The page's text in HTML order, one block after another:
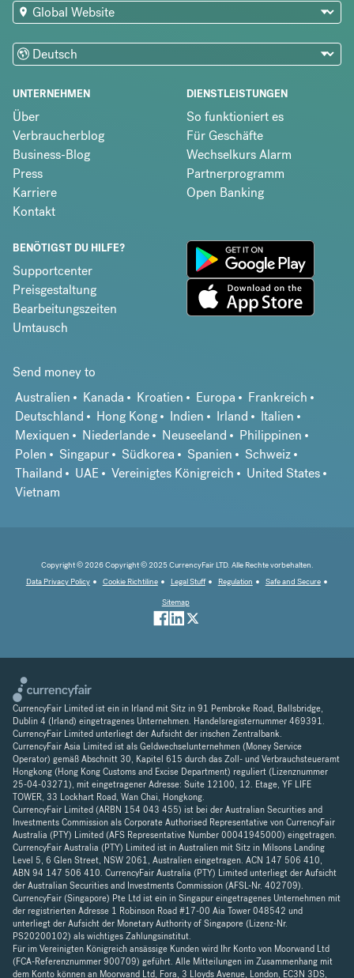
UNTERNEHMEN
Über
Verbraucherblog
Business-Blog
Press
Karriere
Kontakt
DIENSTLEISTUNGEN
So funktioniert es
Für Geschäfte
Wechselkurs Alarm
Partnerprogramm
Open Banking
BENÖTIGST DU HILFE?
Supportcenter
Preisgestaltung
Bearbeitungszeiten
Umtausch
Send money to
Australien
Kanada Kroatien Europa
Frankreich
Deutschland
Hong Kong Indien Irland
Italien
Mexiquen
Niederlande Neuseeland
Philippinen
Polen
Singapur Südkorea Spanien
Schweiz
Thailand
UAE Vereinigtes Königreich
United States
Vietnam
Copyright © 2026 Copyright © 2025 CurrencyFair LTD. Alle Rechte vorbehalten.
Data Privacy Policy
Cookie Richtiline Legal Stuff Regulation
Safe and Secure
Sitemap
CurrencyFair Limited ist ein in Irland mit Sitz in 91 Pembroke Road, Ballsbridge,
Dublin 4 (Irland) eingetragenes Unternehmen. Handelsregisternummer 469391.
CurrencyFair Limited unterliegt der Aufsicht der irischen Zentralbank.
CurrencyFair Asia Limited ist als Geldwechselunternehmen (Money Service
Operator) gemäß Abschnitt 30, Kapitel 615 durch das Zoll- und Verbrauchsteueramt
Hongkong (Hong Kong Customs and Excise Department) reguliert (Lizenznummer
25-04-03271), mit eingetragener Adresse: Suite 12100, 12. Etage, YF LIFE
TOWER, 33 Lockhart Road, Wan Chai, Hongkong.
CurrencyFair Limited (ARBN 154 043 455) ist bei der Australian Securities and
Investments Commission als Corporate Authorised Representative von CurrencyFair
Australia (PTY) Limited (AFS Representative Number 00041945000) eingetragen.
CurrencyFair Australia (PTY) Limited ist in Australien mit Sitz in Milsons Landing
Level 5, 6 Glen Street, NSW 2061, Australien eingetragen. ACN 147 506 410,
ABN 94 147 506 410. CurrencyFair Australia (PTY) Limited unterliegt der Aufsicht
der Australian Securities and Investments Commission (AFSL-Nr. 402709).
CurrencyFair (Singapore) Pte Ltd ist ein in Singapur eingetragenes Unternehmen mit
der registrierten Adresse 1 Robinson Road #17-00 Aia Tower 048542 und
unterliegt der Aufsicht der Monetary Authority of Singapore (Lizenz-Nr.
PS20200102) als wichtiges Zahlungsinstitut.
Für im Vereinigten Königreich ansässige Kunden wird Ihr Konto von Moorwand Ltd
(FCA-Referenznummer 900709) geführt. Alle Mitteilungen im Zusammenhang mit
dem Konto können an Moorwand Ltd, Fora, 3 Lloyds Avenue, London, EC3N 3DS,